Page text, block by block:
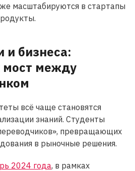
масштабируются в стартапы
и бизнеса:
мост между
всё чаще становятся
знаний. Студенты
превращающих
в рыночные решения.
2024 года, в рамках